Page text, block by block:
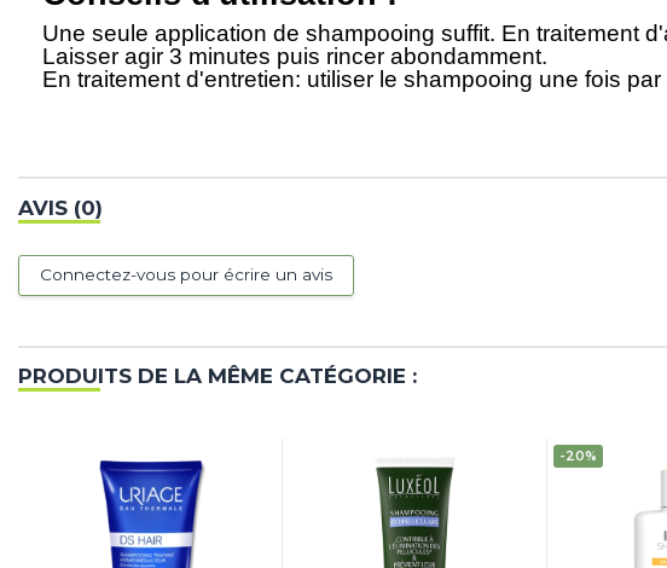
Une seule application de shampooing suffit. En traitement
Laisser agir 3 minutes puis rincer abondamment.
En traitement d'entretien: utiliser le shampooing une fois
AVIS (0)
Connectez-vous pour écrire un avis
PRODUITS DE LA MÊME CATÉGORIE :
-20%